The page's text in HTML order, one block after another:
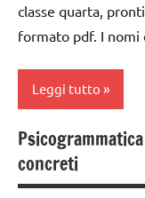
classe quarta,
formato pdf. I
Leggi tutto
classe
4a
concreti